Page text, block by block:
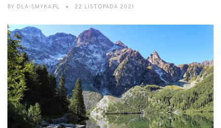
BY DLA-SMYKA.PL 22 LISTOPADA 2021